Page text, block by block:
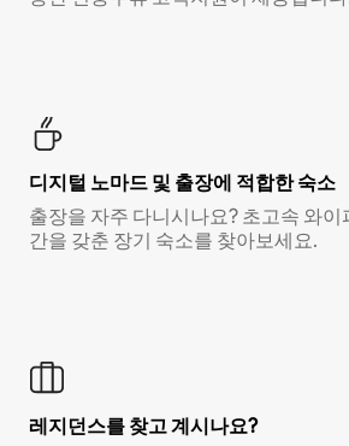
디지털 노마드 및 출장에 적합한 숙소
출장을 자주 다니시나요? 초고속 와이
간을 갖춘 장기 숙소를 찾아보세요.
레지던스를 찾고 계시나요?